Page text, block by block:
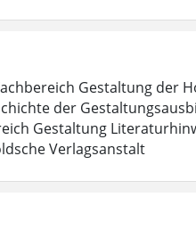
Gestaltung der
der
Gestaltung
Verlagsanstalt